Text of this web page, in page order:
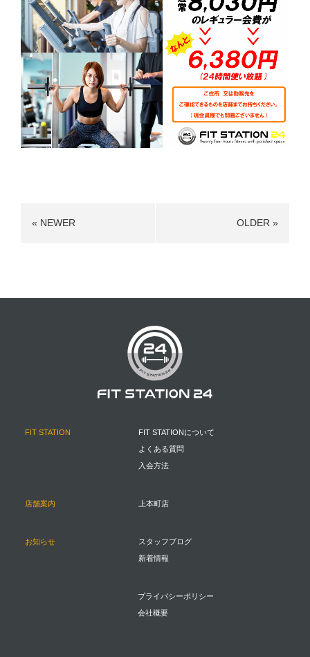
« NEWER OLDER »
FIT STATION
FIT STATIONについて
よくある質問
入会方法
店舗案内 上本町店
お知らせ
スタッフブログ
新着情報
プライバシーポリシー
会社概要